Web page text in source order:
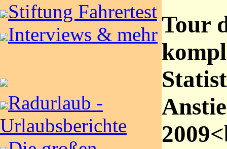
Stiftung Fahrertest
Interviews & mehr
Radurlaub -
Urlaubsberichte
Tour